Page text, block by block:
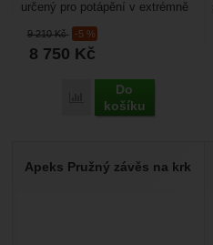
9 210Kč -5 %
8 750 Kč
Přidat 'Apeks 2.
Do
košíku
určený pro potápění v extrémně
tepelný výměník, hodí...
Apeks Pružný závěs na krk